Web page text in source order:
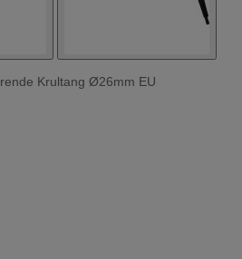
Krultang Ø26mm EU